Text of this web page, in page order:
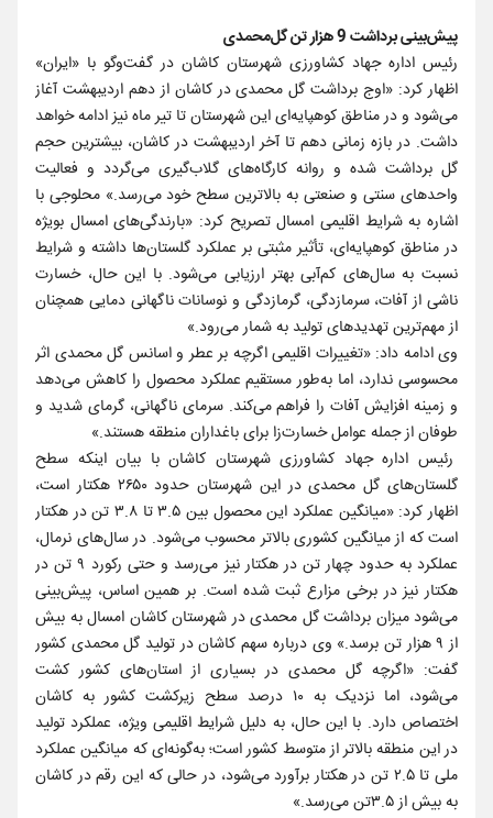
پیش‌بینی برداشت 9 هزار تن گل‌محمدی
رئیس اداره جهاد کشاورزی شهرستان کاشان در گفت‌و‌گو با «ایران»
اظهار کرد: «اوج برداشت گل محمدی در کاشان از دهم اردیبهشت آغاز
می‌شود و در مناطق کوهپایه‌ای این شهرستان تا تیر ماه نیز ادامه خواهد
داشت. در بازه زمانی دهم تا آخر اردیبهشت در کاشان، بیشترین حجم
گل برداشت شده و روانه کارگاه‌های گلاب‌گیری می‌گردد و فعالیت
واحدهای سنتی و صنعتی به بالاترین سطح خود می‌رسد.» محلوجی با
اشاره به شرایط اقلیمی امسال تصریح کرد: «بارندگی‌های امسال بویژه
در مناطق کوهپایه‌ای، تأثیر مثبتی بر عملکرد گلستان‌ها داشته و شرایط
نسبت به سال‌های کم‌آبی بهتر ارزیابی می‌شود. با این حال، خسارت
ناشی از آفات، سرمازدگی، گرمازدگی و نوسانات ناگهانی دمایی همچنان
از مهم‌ترین تهدیدهای تولید به شمار می‌رود.»
وی ادامه داد: «تغییرات اقلیمی اگرچه بر عطر و اسانس گل محمدی اثر
محسوسی ندارد، اما به‌طور مستقیم عملکرد محصول را کاهش می‌دهد
و زمینه افزایش آفات را فراهم می‌کند. سرمای ناگهانی، گرمای شدید و
طوفان از جمله عوامل خسارت‌زا برای باغداران منطقه هستند.»
رئیس اداره جهاد کشاورزی شهرستان کاشان با بیان اینکه سطح
گلستان‌های گل محمدی در این شهرستان حدود ۲۶۵۰ هکتار است،
اظهار کرد: «میانگین عملکرد این محصول بین ۳.۵ تا ۳.۸ تن در هکتار
است که از میانگین کشوری بالاتر محسوب می‌شود. در سال‌های نرمال،
عملکرد به حدود چهار تن در هکتار نیز می‌رسد و حتی رکورد ۹ تن در
هکتار نیز در برخی مزارع ثبت شده است. بر همین اساس، پیش‌بینی
می‌شود میزان برداشت گل محمدی در شهرستان کاشان امسال به بیش
از ۹ هزار تن برسد.» وی درباره سهم کاشان در تولید گل محمدی کشور
گفت: «اگرچه گل محمدی در بسیاری از استان‌های کشور کشت
می‌شود، اما نزدیک به ۱۰ درصد سطح زیرکشت کشور به کاشان
اختصاص دارد. با این حال، به دلیل شرایط اقلیمی ویژه، عملکرد تولید
در این منطقه بالاتر از متوسط کشور است؛ به‌گونه‌ای که میانگین عملکرد
ملی تا ۲.۵ تن در هکتار برآورد می‌شود، در حالی که این رقم در کاشان
به بیش از ۳.۵‌تن می‌رسد.»